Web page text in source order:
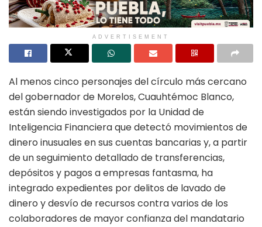
ADVERTISEMENT
Al menos cinco personajes del círculo más cercano
del gobernador de Morelos, Cuauhtémoc Blanco,
están siendo investigados por la Unidad de
Inteligencia Financiera que detectó movimientos de
dinero inusuales en sus cuentas bancarias y, a partir
de un seguimiento detallado de transferencias,
depósitos y pagos a empresas fantasma, ha
integrado expedientes por delitos de lavado de
dinero y desvío de recursos contra varios de los
colaboradores de mayor confianza del mandatario